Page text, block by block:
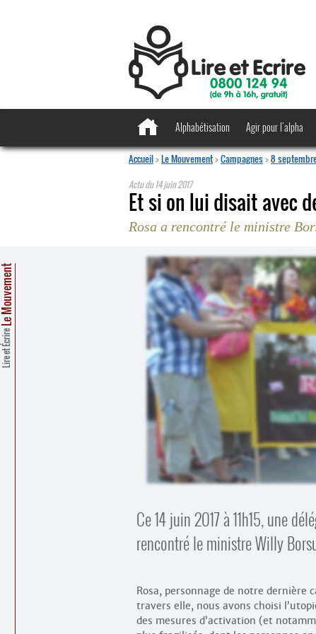
Alphabétisation Agir pour l’alpha
Accueil>Le Mouvement>Campagnes>8
Actu du14 juin 2017
Et si on lui disait avec
Rosa a rencontré le ministre
Lire et Écrire
Ce 14 juin 2017 à 11h15, une
rencontré le ministre Willy
Rosa, personnage de notre dernière
travers elle, nous avons choisi
des mesures d’activation (et